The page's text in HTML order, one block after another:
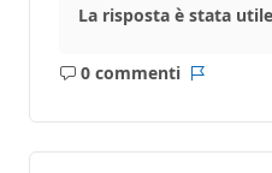
La risposta è stata
0 commenti
Nessun